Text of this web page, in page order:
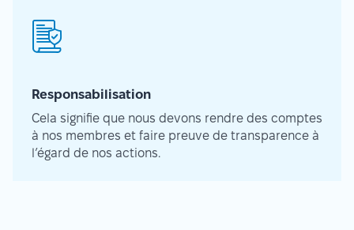
Responsabilisation
Cela signifie que nous devons rendre des comptes
à nos membres et faire preuve de transparence à
l’égard de nos actions.